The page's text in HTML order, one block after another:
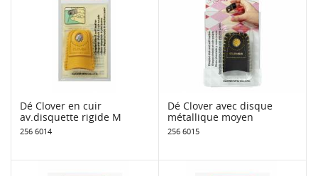
Dé Clover en cuir
av.disquette rigide M
256 6014
Dé Clover avec disque
métallique moyen
256 6015